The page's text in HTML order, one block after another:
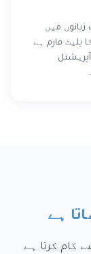
میں
پلیٹ فارم ہے
ہے
کام کرتا ہے